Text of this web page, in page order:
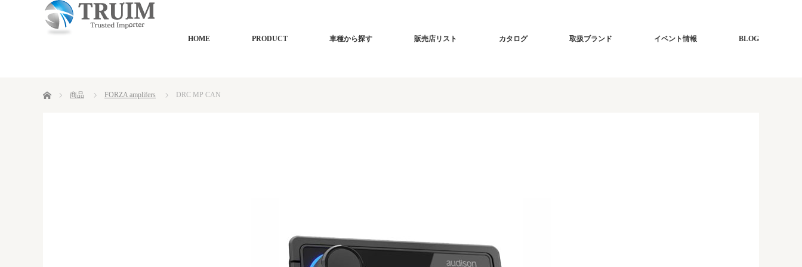
HOME PRODUCT 車種から探す 販売店リスト カタログ 取扱ブランド イベント情報 BLOG
ホーム 商品 FORZA amplifers DRC MP CAN